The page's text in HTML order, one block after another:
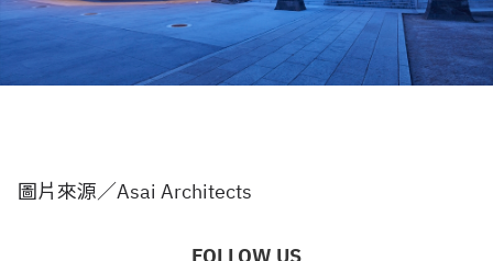
圖片來源／Asai Architects